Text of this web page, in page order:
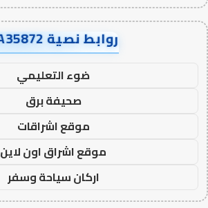
روابط نصية AA35872
ضوء التعليمي
صحيفة برق
موقع اشراقات
موقع اشراق اون لاين
اركان سياحة وسفر